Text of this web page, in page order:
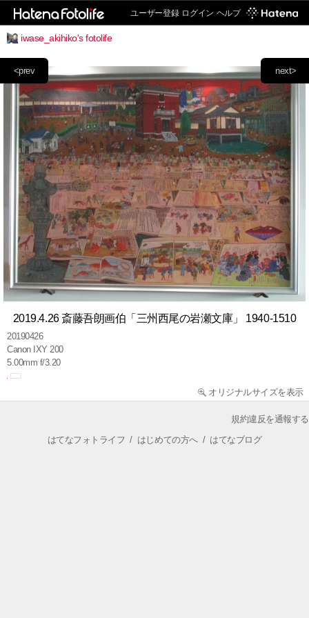
ユーザー登録 ログイン ヘルプ
iwase_akihiko's fotolife
next>
<prev
2019.4.26 斎藤吾朗画伯「三州西尾の岩瀬文庫」 1940-1510
20190426
Canon IXY 200
5.00mm f/3.20
オリジナルサイズを表示
規約違反を通報する
はてなフォトライフ / はじめての方へ/ はてなブログ